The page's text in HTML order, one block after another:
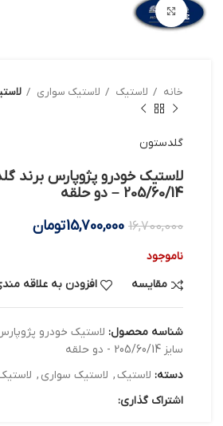
بزرگنمایی تصویر
خانه لاستیک لاستیک سواری
گلدستون
لاستیک خودرو پژوپارس برند
205/60/14 – دو حلقه
16,700,000
15,700,000تومان
ناموجود
مقایسه
افزودن به علاقه
شناسه محصول: لاستیک خودرو
سایز 205/60/14 - دو حلقه
دسته: لاستیک, لاستیک سواری ,
اشتراک گذاری: